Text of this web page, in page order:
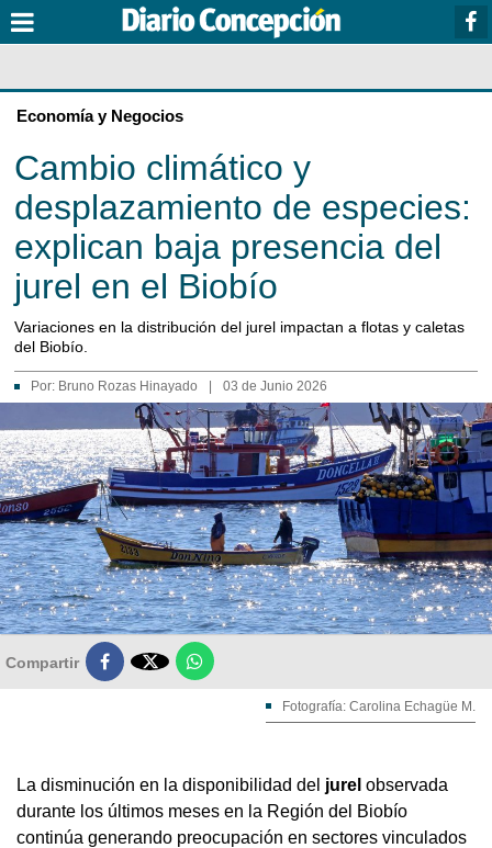
Economía y Negocios
Cambio climático y
desplazamiento de especies:
explican baja presencia del
jurel en el Biobío
Variaciones en la distribución del jurel impactan a flotas y caletas
del Biobío.
Por: Bruno Rozas Hinayado 03 de Junio 2026
Compartir 
Fotografía: Carolina Echagüe M.
La disminución en la disponibilidad del jurel observada
durante los últimos meses en la Región del Biobío
continúa generando preocupación en sectores vinculados